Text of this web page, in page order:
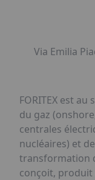
Via Emilia
FORITEX est
du gaz
centrales
nucléaires) et
transformation
conçoit,